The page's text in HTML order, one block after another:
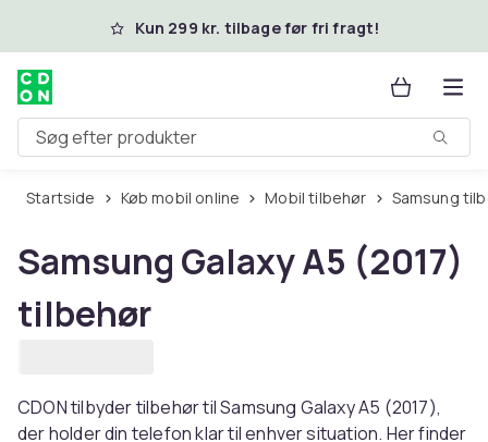
Spring til hovedindhold
Kun 299 kr. tilbage før fri fragt!
Søg efter produkter
Startside Køb mobil online Mobil tilbehør Samsung
Samsung Galaxy A5 (2017)
tilbehør
CDON tilbyder tilbehør til Samsung Galaxy A5 (2017),
der holder din telefon klar til enhver situation. Her finder